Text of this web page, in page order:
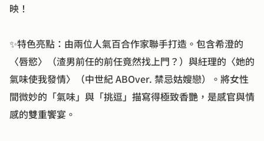
映！
✨特色亮點：由兩位人氣百合作家聯手打造。包含希澄的
〈唇慾〉（渣男前任的前任竟然找上門？）與紝理的〈她的
氣味使我發情〉（中世紀 ABOver. 禁忌姑嫂戀）。將女性
間微妙的「氣味」與「挑逗」描寫得極致香艷，是感官與情
感的雙重饗宴。